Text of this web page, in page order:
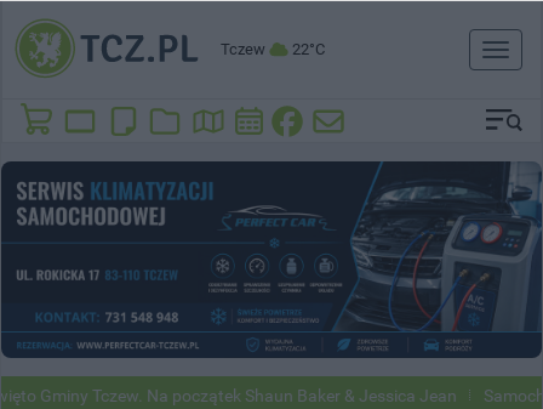
Tczew 22°C
Toggle
Gminy Tczew. Na początek Shaun Baker & Jessica Jean